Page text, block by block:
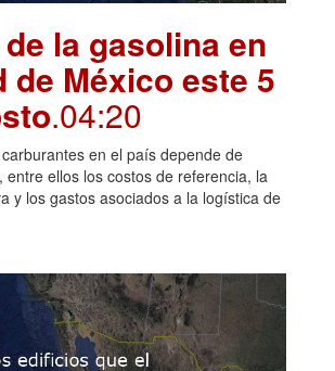
la gasolina en
de México este 5
.04:20
en el país depende de
entre ellos los costos de referencia, la
y los gastos asociados a la logística de